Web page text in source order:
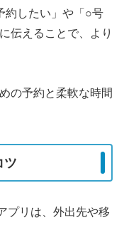
約したい」や「○号
伝えることで、より
の予約と柔軟な時間
ツ
プリは、外出先や移